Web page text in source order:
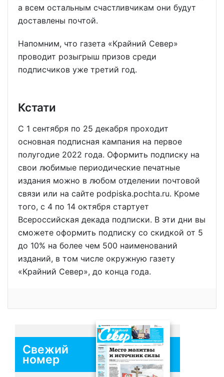
а всем остальным счастливчикам они будут
доставлены почтой.
Напомним, что газета «Крайний Север»
проводит розыгрыш призов среди
подписчиков уже третий год.
Кстати
С 1 сентября по 25 декабря проходит
основная подписная кампания на первое
полугодие 2022 года. Оформить подписку на
свои любимые периодические печатные
издания можно в любом отделении почтовой
связи или на сайте podpiska.pochta.ru. Кроме
того, с 4 по 14 октября стартует
Всероссийская декада подписки. В эти дни вы
сможете оформить подписку со скидкой от 5
до 10% на более чем 500 наименований
изданий, в том числе окружную газету
«Крайний Север», до конца года.
Свежий
номер